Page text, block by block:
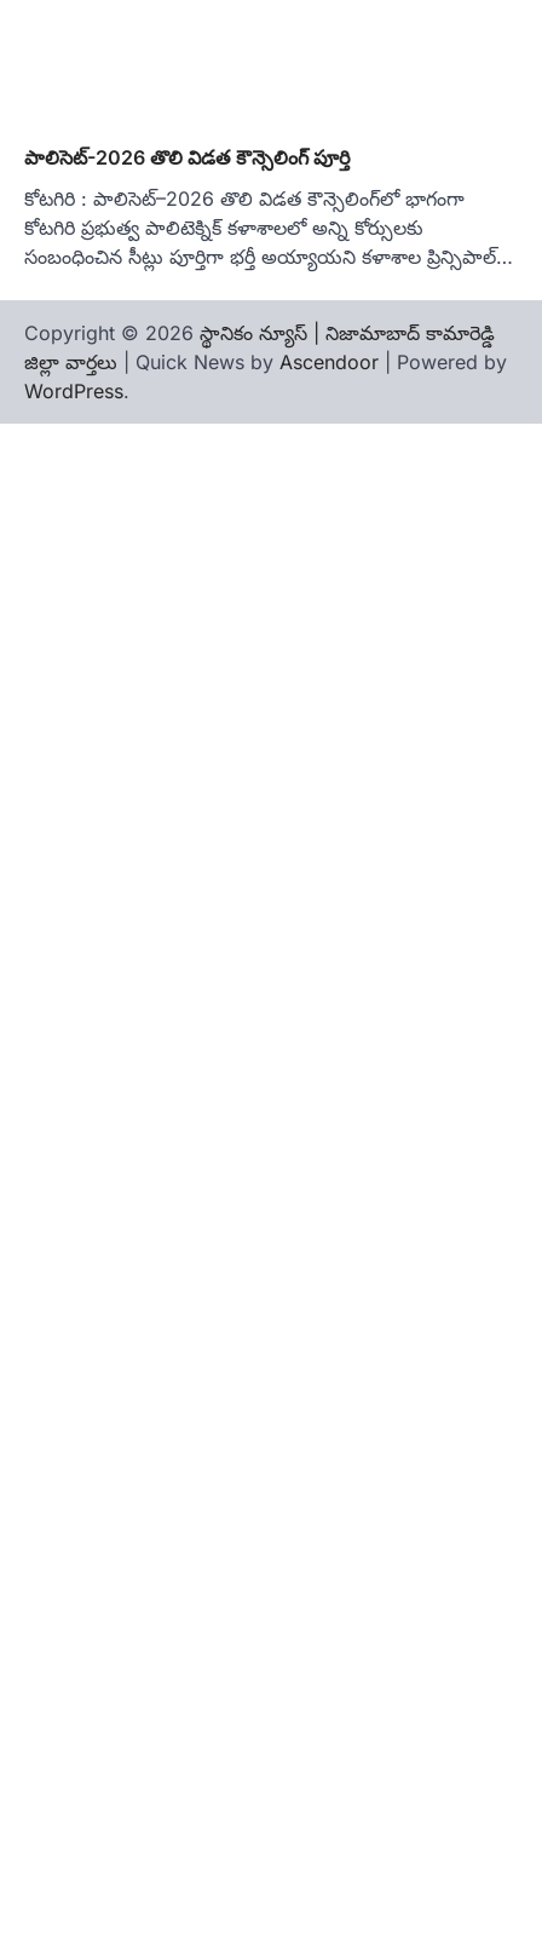
పాలిసెట్-2026 తొలి విడత కౌన్సెలింగ్ పూర్తి
కోటగిరి : పాలిసెట్–2026 తొలి విడత కౌన్సెలింగ్‌లో భాగంగా
కోటగిరి ప్రభుత్వ పాలిటెక్నిక్ కళాశాలలో అన్ని కోర్సులకు
సంబంధించిన సీట్లు పూర్తిగా భర్తీ అయ్యాయని కళాశాల ప్రిన్సిపాల్…
Copyright © 2026 స్థానికం న్యూస్ | నిజామాబాద్ కామారెడ్డి
జిల్లా వార్తలు | Quick News by Ascendoor | Powered by
WordPress.